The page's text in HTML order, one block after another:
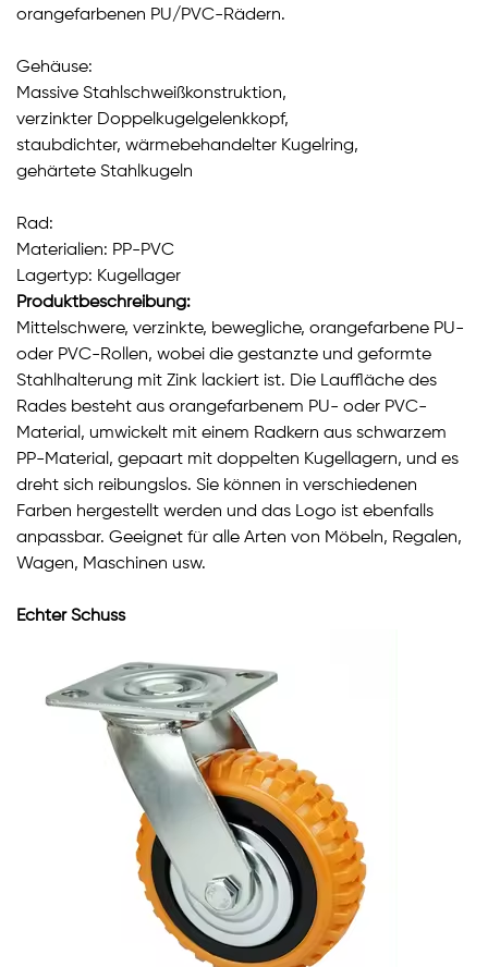
orangefarbenen PU/PVC-Rädern.
Gehäuse:
Massive Stahlschweißkonstruktion,
verzinkter Doppelkugelgelenkkopf,
staubdichter, wärmebehandelter Kugelring,
gehärtete Stahlkugeln
Rad:
Materialien: PP-PVC
Lagertyp: Kugellager
Produktbeschreibung:
Mittelschwere, verzinkte, bewegliche, orangefarbene PU-
oder PVC-Rollen, wobei die gestanzte und geformte
Stahlhalterung mit Zink lackiert ist. Die Lauffläche des
Rades besteht aus orangefarbenem PU- oder PVC-
Material, umwickelt mit einem Radkern aus schwarzem
PP-Material, gepaart mit doppelten Kugellagern, und es
dreht sich reibungslos. Sie können in verschiedenen
Farben hergestellt werden und das Logo ist ebenfalls
anpassbar. Geeignet für alle Arten von Möbeln, Regalen,
Wagen, Maschinen usw.
Echter Schuss